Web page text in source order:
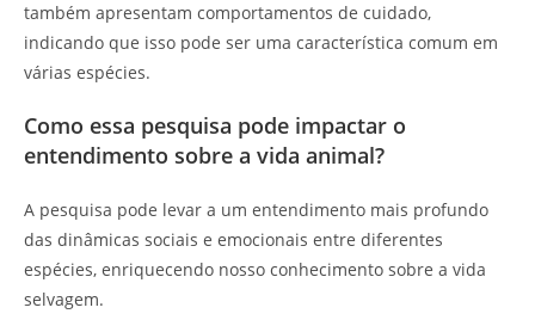
também apresentam comportamentos de cuidado,
indicando que isso pode ser uma característica comum em
várias espécies.
Como essa pesquisa pode impactar o
entendimento sobre a vida animal?
A pesquisa pode levar a um entendimento mais profundo
das dinâmicas sociais e emocionais entre diferentes
espécies, enriquecendo nosso conhecimento sobre a vida
selvagem.